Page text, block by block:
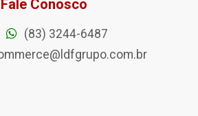
Fale Conosco
(83) 3244-6487